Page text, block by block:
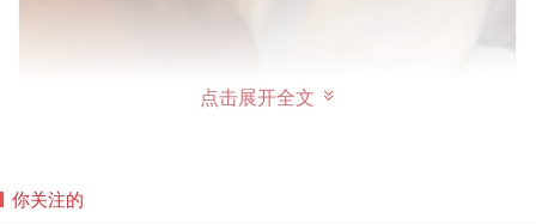
点击展开全文
你关注的